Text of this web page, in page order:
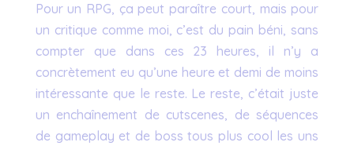
Pour un RPG, ça peut paraître court, mais pour
un critique comme moi, c’est du pain béni, sans
compter que dans ces 23 heures, il n’y a
concrètement eu qu’une heure et demi de moins
intéressante que le reste. Le reste, c’était juste
un enchaînement de cutscenes, de séquences
de gameplay et de boss tous plus cool les uns